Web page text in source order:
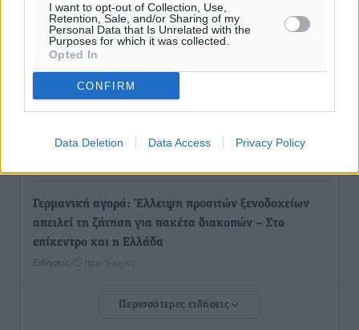
I want to opt-out of Collection, Use,
Retention, Sale, and/or Sharing of my
Personal Data that Is Unrelated with the
Purposes for which it was collected.
Opted In
CONFIRM
Data Deletion Data Access Privacy Policy
Νέο ανακαινισμένο δημοτικό τουριστικό γραφείο
στην Πάτμο
Τοπικές Ειδήσεις
Ρόδο ο Πρέσβης της Βραζιλίας στην Ελλάδα
Γερμανική αγορά: Έλλειψη προσιτών ξενοδοχείων
απειλεί τη ζήτηση για πακέτα διακοπών – Στο
επίκεντρο και η Ελλάδα
Ειδήσεις πριν 5 ώρες
Νέο ξενοδοχείο στη Ρόδο για την H Hotels –
Περισσότερες ειδήσεις